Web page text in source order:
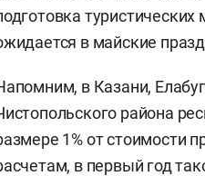
в майские
в Казани,
района
1% от стоимости
в первый год